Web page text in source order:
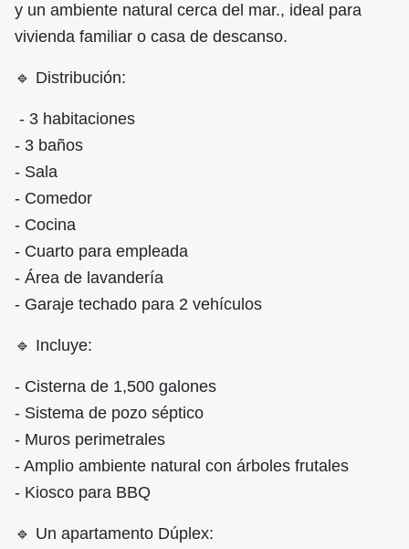
y un ambiente natural cerca del mar., ideal para
vivienda familiar o casa de descanso.
🔹 Distribución:
- 3 habitaciones
- 3 baños
- Sala
- Comedor
- Cocina
- Cuarto para empleada
- Área de lavandería
- Garaje techado para 2 vehículos
🔹 Incluye:
- Cisterna de 1,500 galones
- Sistema de pozo séptico
- Muros perimetrales
- Amplio ambiente natural con árboles frutales
- Kiosco para BBQ
🔹 Un apartamento Dúplex: